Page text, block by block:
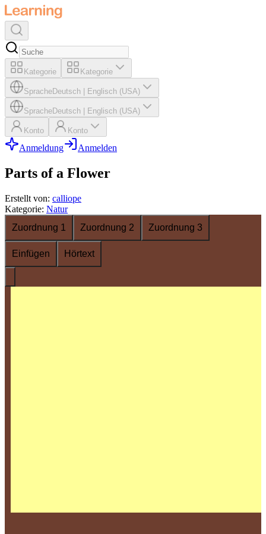
Kategorie Kategorie
SpracheDeutsch Englisch (USA)
SpracheDeutsch Englisch (USA)
Konto Konto
Anmeldung Anmelden
Parts of a Flower
Erstellt von: calliope
Kategorie: Natur
Zuordnung 1
Zuordnung 2 Zuordnung 3
Einfügen Hörtext